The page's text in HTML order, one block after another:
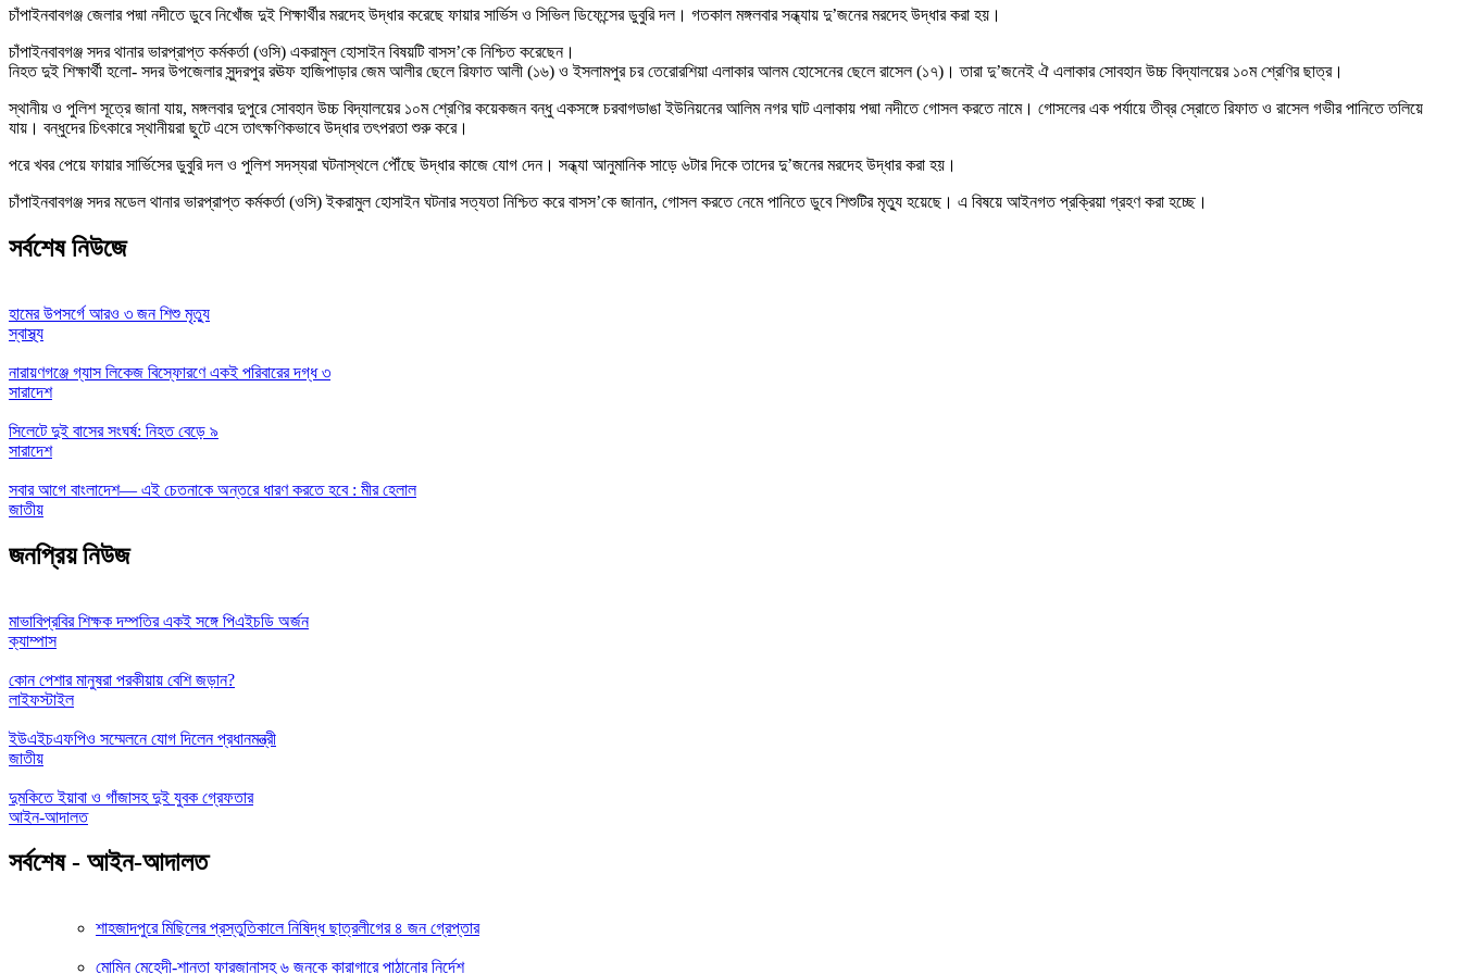
চাঁপাইনবাবগঞ্জ জেলার পদ্মা নদীতে ডুবে নিখোঁজ দুই শিক্ষার্থীর মরদেহ উদ্ধার করেছে ফায়ার সার্ভিস ও সিভিল ডিফেন্সের ডুবুরি দল। গতকাল মঙ্গলবার সন্ধ্যায় দু’জনের মরদেহ উদ্ধার করা হয়।
চাঁপাইনবাবগঞ্জ সদর থানার ভারপ্রাপ্ত কর্মকর্তা (ওসি) একরামুল হোসাইন বিষয়টি বাসস’কে নিশ্চিত করেছেন।
নিহত দুই শিক্ষার্থী হলো- সদর উপজেলার সুন্দরপুর রঊফ হাজিপাড়ার জেম আলীর ছেলে রিফাত আলী (১৬) ও ইসলামপুর চর তেরোরশিয়া এলাকার আলম হোসেনের ছেলে রাসেল (১৭)। তারা দু’জনেই ঐ এলাকার সোবহান উচ্চ বিদ্যালয়ের ১০ম শ্রেণির ছাত্র।
স্থানীয় ও পুলিশ সূত্রে জানা যায়, মঙ্গলবার দুপুরে সোবহান উচ্চ বিদ্যালয়ের ১০ম শ্রেণির কয়েকজন বন্ধু একসঙ্গে চরবাগডাঙা ইউনিয়নের আলিম নগর ঘাট এলাকায় পদ্মা নদীতে গোসল করতে নামে। গোসলের এক পর্যায়ে তীব্র স্রোতে রিফাত ও রাসেল গভীর পানিতে তলিয়ে
যায়। বন্ধুদের চিৎকারে স্থানীয়রা ছুটে এসে তাৎক্ষণিকভাবে উদ্ধার তৎপরতা শুরু করে।
পরে খবর পেয়ে ফায়ার সার্ভিসের ডুবুরি দল ও পুলিশ সদস্যরা ঘটনাস্থলে পৌঁছে উদ্ধার কাজে যোগ দেন। সন্ধ্যা আনুমানিক সাড়ে ৬টার দিকে তাদের দু’জনের মরদেহ উদ্ধার করা হয়।
চাঁপাইনবাবগঞ্জ সদর মডেল থানার ভারপ্রাপ্ত কর্মকর্তা (ওসি) ইকরামুল হোসাইন ঘটনার সত্যতা নিশ্চিত করে বাসস’কে জানান, গোসল করতে নেমে পানিতে ডুবে শিশুটির মৃত্যু হয়েছে। এ বিষয়ে আইনগত প্রক্রিয়া গ্রহণ করা হচ্ছে।
সর্বশেষ নিউজে
হামের উপসর্গে আরও ৩ জন শিশু মৃত্যু
স্বাস্থ্য
নারায়ণগঞ্জে গ্যাস লিকেজ বিস্ফোরণে একই পরিবারের দগ্ধ ৩
সারাদেশ
সিলেটে দুই বাসের সংঘর্ষ: নিহত বেড়ে ৯
সারাদেশ
সবার আগে বাংলাদেশ— এই চেতনাকে অন্তরে ধারণ করতে হবে : মীর হেলাল
জাতীয়
জনপ্রিয় নিউজ
মাভাবিপ্রবির শিক্ষক দম্পতির একই সঙ্গে পিএইচডি অর্জন
ক্যাম্পাস
কোন পেশার মানুষরা পরকীয়ায় বেশি জড়ান?
লাইফস্টাইল
ইউএইচএফপিও সম্মেলনে যোগ দিলেন প্রধানমন্ত্রী
জাতীয়
দুমকিতে ইয়াবা ও গাঁজাসহ দুই যুবক গ্রেফতার
আইন-আদালত
সর্বশেষ - আইন-আদালত
শাহজাদপুরে মিছিলের প্রস্তুতিকালে নিষিদ্ধ ছাত্রলীগের ৪ জন গ্রেপ্তার
মোমিন মেহেদী-শান্তা ফারজানাসহ ৬ জনকে কারাগারে পাঠানোর নির্দেশ